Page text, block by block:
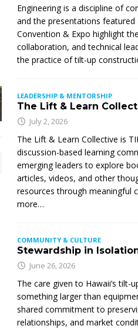
Engineering is a discipline of
and the presentations featured
Convention & Expo highlight
collaboration, and technical
the practice of tilt-up
LEADERSHIP & MENTORSHIP
The Lift & Learn
July 2, 2026
The Lift & Learn Collective is
discussion-based learning
emerging leaders to explore
articles, videos, and other
resources through meaningful
more…
COMMUNITY & CULTURE
Stewardship in
June 26, 2026
The care given to Hawaii’s tilt-
something larger than
shared commitment to
relationships, and market